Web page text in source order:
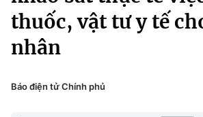
Chính trị
Xã hội
Pháp luật
Truyền hình
Văn hóa - Giải trí
Y tế
Công nghệ
thuốc, vật tư y tế
nhân
Báo điện tử Chính phủ